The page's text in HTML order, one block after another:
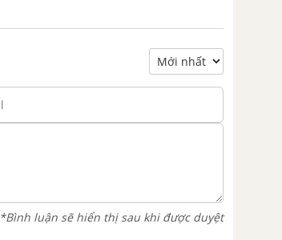
*Bình luận sẽ hiển thị sau khi được duyệt